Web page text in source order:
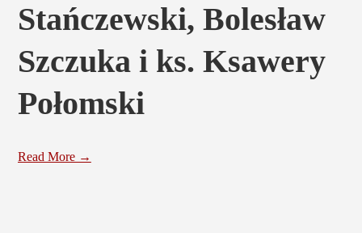
Stańczewski, Bolesław
Szczuka i ks. Ksawery
Połomski
Read More →